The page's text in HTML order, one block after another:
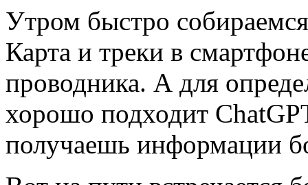
Утром быстро
Карта и треки в
проводника. А для
хорошо подходит
получаешь информации